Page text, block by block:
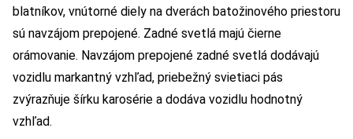
blatníkov, vnútorné diely na dverách batožinového priestoru
sú navzájom prepojené. Zadné svetlá majú čierne
orámovanie. Navzájom prepojené zadné svetlá dodávajú
vozidlu markantný vzhľad, priebežný svietiaci pás
zvýrazňuje šírku karosérie a dodáva vozidlu hodnotný
vzhľad.